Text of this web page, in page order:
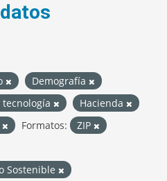
Demografía
tecnología
Hacienda
Formatos:
ZIP
Sostenible